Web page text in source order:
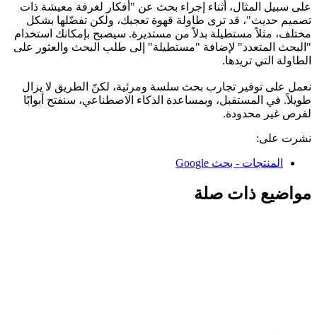
على سبيل المثال، أثناء إجراء بحث عن "أفكار لغرفة معيشة ذات
تصميم حديث"، قد ترى طاولة قهوة تعجبك، ولكن تفضّلها بشكل
مختلف، مثلاً مستطيلة بدلاً من مستديرة. سيصبح بإمكانك استخدام
"البحث المتعدد" لإضافة "مستطيلة" إلى طلب البحث والعثور على
الطاولة التي تريدها.
نعمل على توفير تجارب بحث سلسة ومرئية، لكنّ الطريق لا يزال
طويلاً. في المستقبل، وبمساعدة الذكاء الاصطناعي، سنفتح أبوابًا
لفرص غير محدودة.
نشرت على:
المنتجات - بحث Google
مواضيع ذات صلة